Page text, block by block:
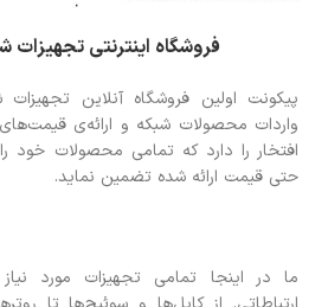
فروشگاه اینترنتی تجهیزات
پیکونت اولین فروشگاه آنلاین
واردات محصولات شبکه و ارائه‌ی
افتخار را دارد که تمامی محصولات خود
حتی قیمت ارائه شده تضمین نماید.
ما در اینجا تمامی تجهیزات مورد